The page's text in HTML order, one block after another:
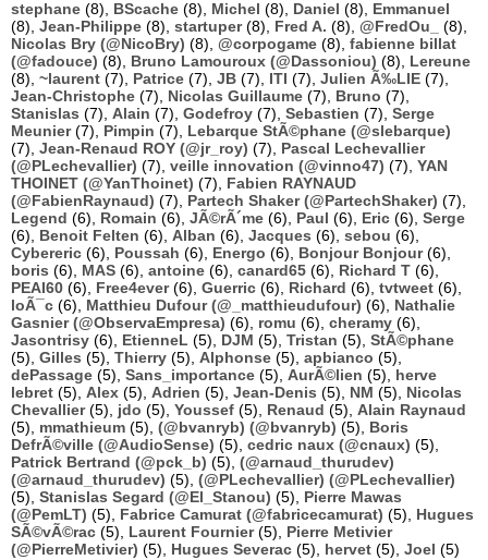
stephane (8), BScache (8), Michel (8), Daniel (8), Emmanuel
(8), Jean-Philippe (8), startuper(8), Fred A. (8), @FredOu_
(8),
Nicolas Bry (@NicoBry) (8), @corpogame (8), fabienne billat
(@fadouce) (8), Bruno Lamouroux (@Dassoniou) (8), Lereune
(8), ~laurent (7), Patrice (7), JB (7), ITI (7), Julien Ã‰LIE (7),
Jean-Christophe (7), Nicolas Guillaume (7), Bruno (7),
Stanislas (7), Alain (7), Godefroy (7), Sebastien (7), Serge
Meunier(7), Pimpin (7), Lebarque StÃ©phane (@slebarque)
(7), Jean-Renaud ROY (@jr_roy) (7), Pascal Lechevallier
(@PLechevallier) (7), veille innovation (@vinno47) (7), YAN
THOINET (@YanThoinet) (7), Fabien RAYNAUD
(@FabienRaynaud) (7), Partech Shaker (@PartechShaker) (7),
Legend (6), Romain (6), JÃ©rÃ´me (6), Paul (6), Eric (6), Serge
(6), Benoit Felten (6), Alban (6), Jacques (6), sebou (6),
Cybereric (6), Poussah (6), Energo (6), Bonjour Bonjour(6),
boris (6), MAS (6), antoine (6), canard65 (6), Richard T (6),
PEAI60 (6), Free4ever(6), Guerric (6), Richard (6), tvtweet (6),
loÃ¯c (6), Matthieu Dufour (@_matthieudufour) (6), Nathalie
Gasnier (@ObservaEmpresa) (6), romu (6), cheramy (6),
Jasontrisy (6), EtienneL (5), DJM (5), Tristan (5), StÃ©phane
(5), Gilles (5), Thierry (5), Alphonse (5), apbianco (5),
dePassage (5), Sans_importance (5), AurÃ©lien (5), herve
lebret (5), Alex (5), Adrien (5), Jean-Denis (5), NM (5), Nicolas
Chevallier(5), jdo (5), Youssef (5), Renaud (5), Alain Raynaud
(5), mmathieum (5), (@bvanryb) (@bvanryb) (5), Boris
DefrÃ©ville (@AudioSense) (5), cedric naux (@cnaux) (5),
Patrick Bertrand (@pck_b) (5), (@arnaud_thurudev)
(@arnaud_thurudev) (5), (@PLechevallier) (@PLechevallier)
(5), Stanislas Segard (@El_Stanou) (5), Pierre Mawas
(@PemLT) (5), Fabrice Camurat (@fabricecamurat) (5), Hugues
SÃ©vÃ©rac (5), Laurent Fournier(5), Pierre Metivier
(@PierreMetivier) (5), Hugues Severac (5), hervet (5), Joel (5)